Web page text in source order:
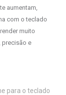
aumentam,
com o teclado
muito
precisão e
para o teclado